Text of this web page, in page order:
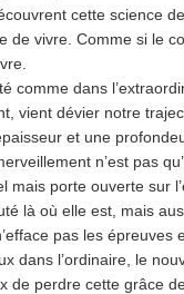
cette science
de vivre. Comme si le
comme dans
vient dévier notre
et une
n’est pas
mais porte ouverte sur
là où elle est, mais
pas les épreuves
dans l’ordinaire, le
de perdre cette grâce